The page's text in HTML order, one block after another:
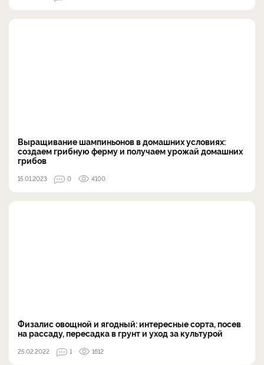
Выращивание шампиньонов в домашних условиях:
создаем грибную ферму и получаем урожай домашних
грибов
15.01.2023 0 4100
Физалис овощной и ягодный: интересные сорта, посев
на рассаду, пересадка в грунт и уход за культурой
25.02.2022 1 1612